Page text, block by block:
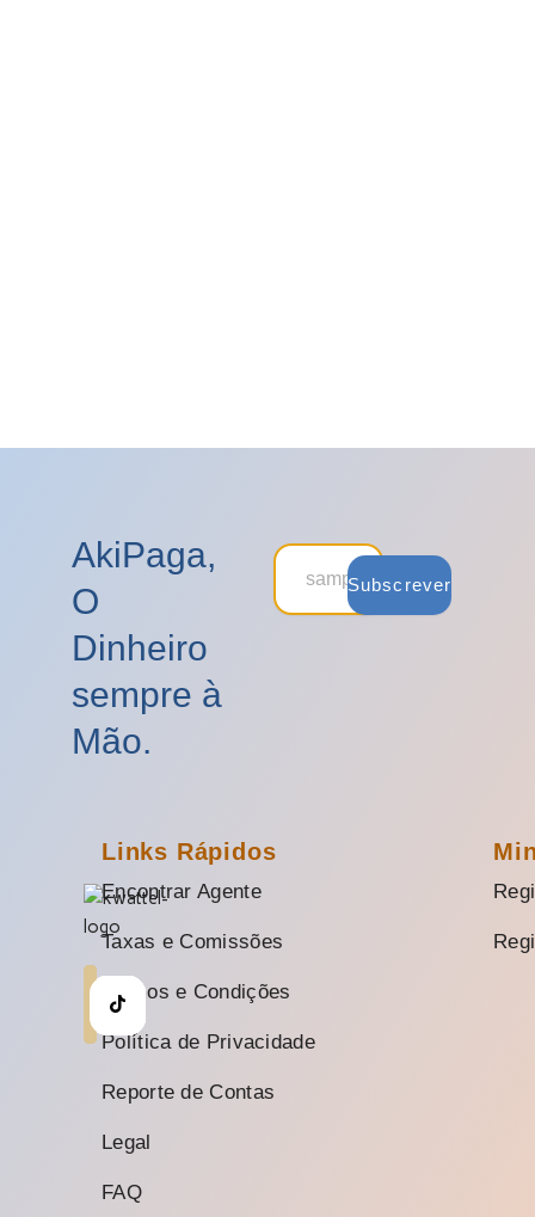
AkiPaga,
O
Dinheiro
sempre à
Mão.
Subscrever
Links Rápidos
Encontrar Agente
Taxas e Comissões
Termos e Condições
Política de Privacidade
Reporte de Contas
Legal
FAQ